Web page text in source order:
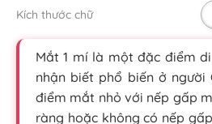
Kích thước chữ
Mắt 1 mí là một đặc điểm
nhận biết phổ biến ở người
điểm mắt nhỏ với nếp gấp
ràng hoặc không có nếp